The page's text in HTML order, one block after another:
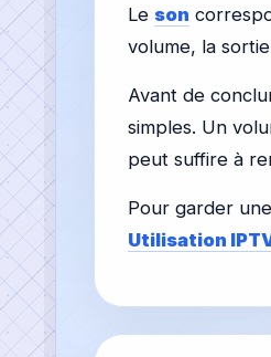
Le son
volume, la
Avant de
simples. Un
peut suffire à
Pour garder
Utilisation